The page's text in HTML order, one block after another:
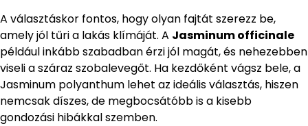
A választáskor fontos, hogy olyan fajtát szerezz be,
amely jól tűri a lakás klímáját. A Jasminum officinale
például inkább szabadban érzi jól magát, és nehezebben
viseli a száraz szobalevegőt. Ha kezdőként vágsz bele, a
Jasminum polyanthum lehet az ideális választás, hiszen
nemcsak díszes, de megbocsátóbb is a kisebb
gondozási hibákkal szemben.